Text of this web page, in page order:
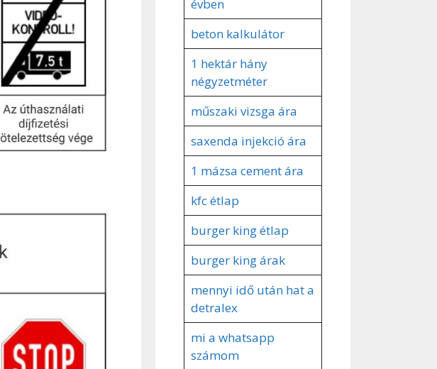
évben
beton kalkulátor
1 hektár hány
négyzetméter
műszaki vizsga ára
saxenda injekció ára
1 mázsa cement ára
kfc étlap
burger king étlap
burger king árak
mennyi idő után hat a
detralex
mi a whatsapp
számom